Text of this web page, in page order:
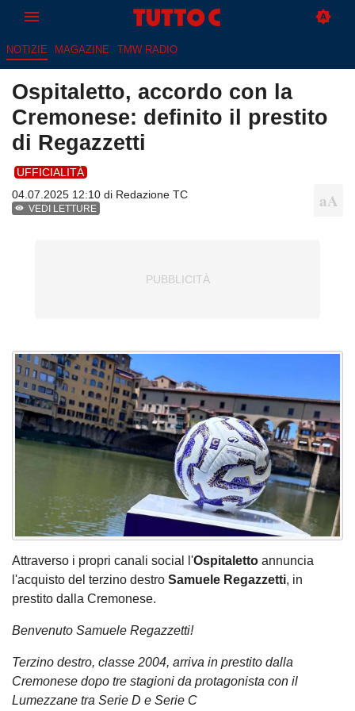
NOTIZIE MAGAZINE TMW RADIO
Ospitaletto, accordo con la
Cremonese: definito il prestito
di Regazzetti
UFFICIALITÀ
04.07.2025 12:10 di Redazione TC
VEDI LETTURE
Attraverso i propri canali social l'Ospitaletto annuncia
l'acquisto del terzino destro Samuele Regazzetti, in
prestito dalla Cremonese.
Benvenuto Samuele Regazzetti!
Terzino destro, classe 2004, arriva in prestito dalla
Cremonese dopo tre stagioni da protagonista con il
Lumezzane tra Serie D e Serie C